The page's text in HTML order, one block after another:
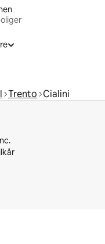
Trento Cialini